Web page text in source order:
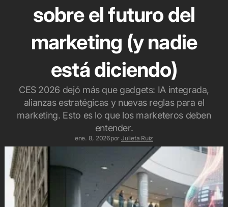
sobre el futuro del
marketing (y nadie
está diciendo)
CES 2026 dejó más que gadgets: IA integrada,
alianzas estratégicas y nuevas reglas para el
marketing. Esto es lo que los marketeros deben
entender.
ene. 8, 2026por Julieta Ruiz